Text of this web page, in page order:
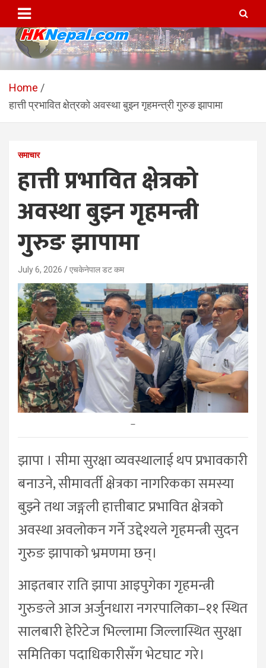
content
HKNepal.com – हङकङबाट
सञ्चालित पहिलो नेपाली अनलाईन
पत्रिका
hknepal, hknepal.com, hk nepal, hk nepal com
Home
हात्ती प्रभावित क्षेत्रको अवस्था बुझ्न गृहमन्त्री गुरुङ झापामा
समाचार
हात्ती प्रभावित क्षेत्रको
अवस्था बुझ्न गृहमन्त्री
गुरुङ झापामा
July 6, 2026 एचकेनेपाल डट कम
–
झापा । सीमा सुरक्षा व्यवस्थालाई थप प्रभावकारी
बनाउने, सीमावर्ती क्षेत्रका नागरिकका समस्या
बुझ्ने तथा जङ्गली हात्तीबाट प्रभावित क्षेत्रको
अवस्था अवलोकन गर्ने उद्देश्यले गृहमन्त्री सुदन
गुरुङ झापाको भ्रमणमा छन्।
आइतबार राति झापा आइपुगेका गृहमन्त्री
गुरुङले आज अर्जुनधारा नगरपालिका–११ स्थित
सालबारी हेरिटेज भिल्लामा जिल्लास्थित सुरक्षा
समितिका पदाधिकारीसँग भेटघाट गरे।